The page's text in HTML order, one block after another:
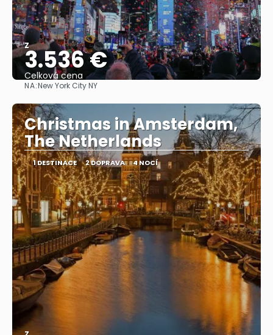
Z
3.536 €
Celková cena
NA:New York City NY
Christmas in Amsterdam,
The Netherlands
1 DESTINACE 2 DOPRAVA 4 NOCÍ